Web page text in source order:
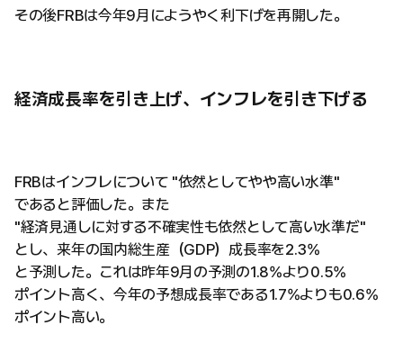
その後FRBは今年9月にようやく利下げを再開した。
経済成長率を引き上げ、インフレを引き下げる
FRBはインフレについて "依然としてやや高い水準"
であると評価した。また
"経済見通しに対する不確実性も依然として高い水準だ"
とし、来年の国内総生産（GDP）成長率を2.3%
と予測した。これは昨年9月の予測の1.8%より0.5%
ポイント高く、今年の予想成長率である1.7%よりも0.6%
ポイント高い。